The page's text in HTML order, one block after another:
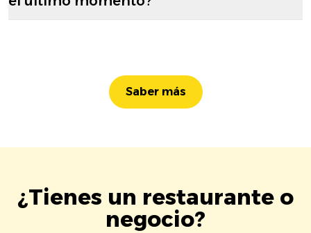
Saber más
¿Tienes un restaurante o
negocio?